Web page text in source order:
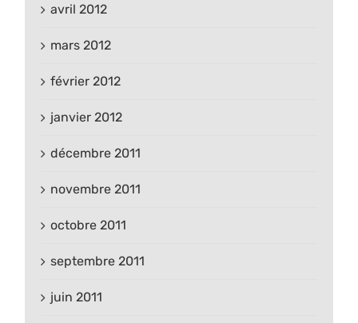
avril 2012
mars 2012
février 2012
janvier 2012
décembre 2011
novembre 2011
octobre 2011
septembre 2011
juin 2011